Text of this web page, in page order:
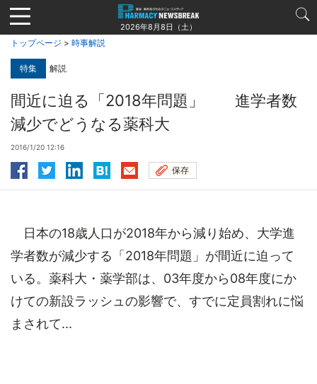
Jump
to
navigation
2026年8月8日（土）
トップページ > 時事解説
特集 解説
間近に迫る「2018年問題」 進学者数
減少でどうなる薬科大
2016/1/20 12:16
保存
日本の18歳人口が2018年から減り始め、大学進
学者数が減少する「2018年問題」が間近に迫って
いる。薬科大・薬学部は、03年度から08年度にか
けての新設ラッシュの影響で、すでに定員割れに悩
まされて...